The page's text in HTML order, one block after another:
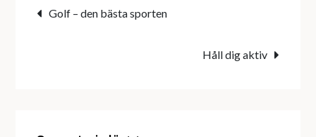
Inläggsnavigering
Golf – den bästa sporten
Håll dig aktiv